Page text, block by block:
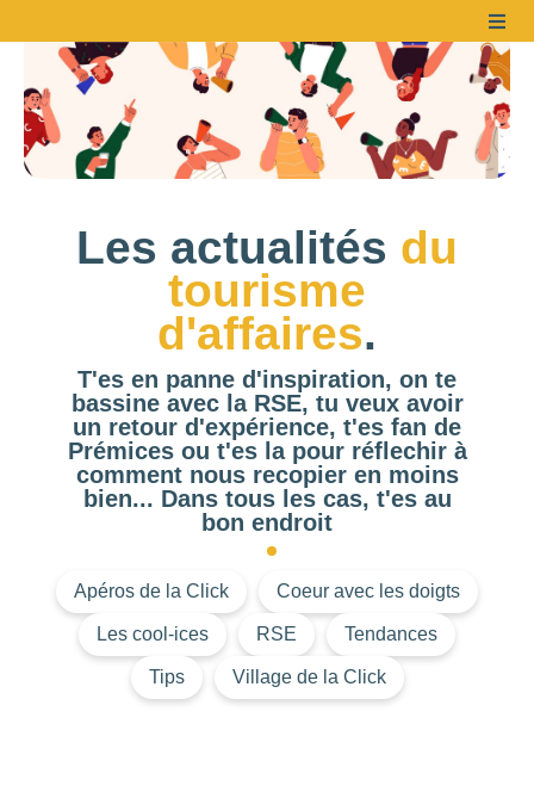
Les actualités du
tourisme
d'affaires.
T'es en panne d'inspiration, on te
bassine avec la RSE, tu veux avoir
un retour d'expérience, t'es fan de
Prémices ou t'es la pour réflechir à
comment nous recopier en moins
bien... Dans tous les cas, t'es au
bon endroit
Apéros de la Click Coeur avec les doigts
Les cool-ices RSE Tendances
Tips Village de la Click